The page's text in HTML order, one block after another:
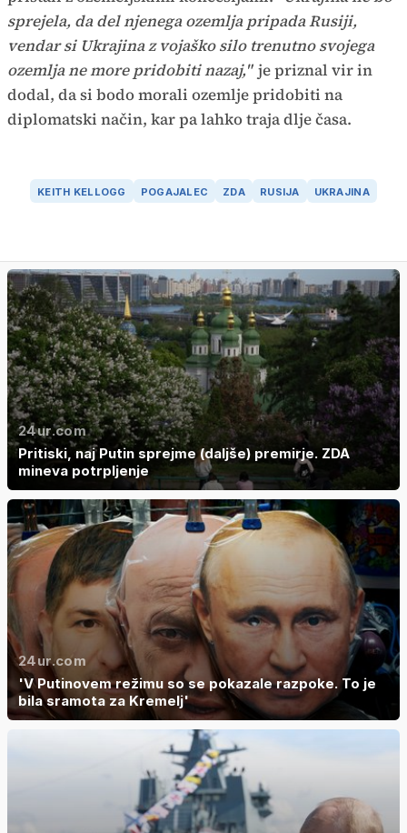
sprejela, da del njenega ozemlja pripada Rusiji,
vendar si Ukrajina z vojaško silo trenutno svojega
ozemlja ne more pridobiti nazaj," je priznal vir in
dodal, da si bodo morali ozemlje pridobiti na
diplomatski način, kar pa lahko traja dlje časa.
KEITH KELLOGG POGAJALEC ZDA RUSIJA UKRAJINA
24ur.com
Pritiski, naj Putin sprejme (daljše) premirje. ZDA
mineva potrpljenje
24ur.com
'V Putinovem režimu so se pokazale razpoke. To je
bila sramota za Kremelj'